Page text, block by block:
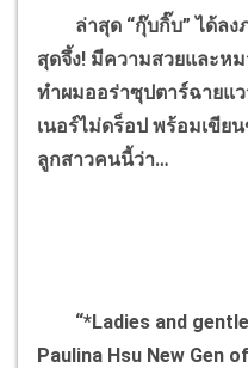
ล่าสุด “กุ๊บกิ๊บ” ได้ลงภ
สุดจึ้ง! มีความสวยและห
ทำผมออร่าซุปตาร์ฉายแ
เนอร์ไม่ดร็อป พร้อมเขีย
ลูกสาวคนนี้ว่า…
“*Ladies and
Paulina Hsu New Gen